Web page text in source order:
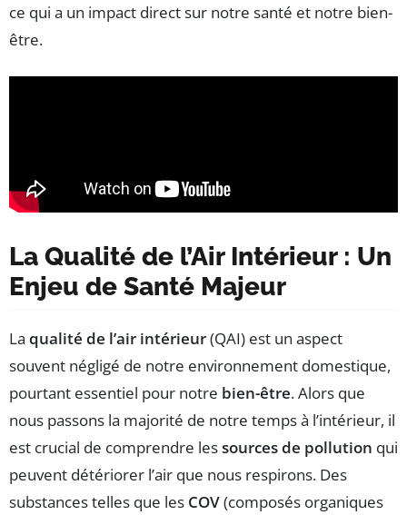
ce qui a un impact direct sur notre santé et notre bien-
être.
La Qualité de l’Air Intérieur : Un
Enjeu de Santé Majeur
La qualité de l’air intérieur(QAI) est un aspect
souvent négligé de notre environnement domestique,
pourtant essentiel pour notre bien-être. Alors que
nous passons la majorité de notre temps à l’intérieur, il
est crucial de comprendre lessources de pollution qui
peuvent détériorer l’air que nous respirons. Des
substances telles que les COV(composés organiques